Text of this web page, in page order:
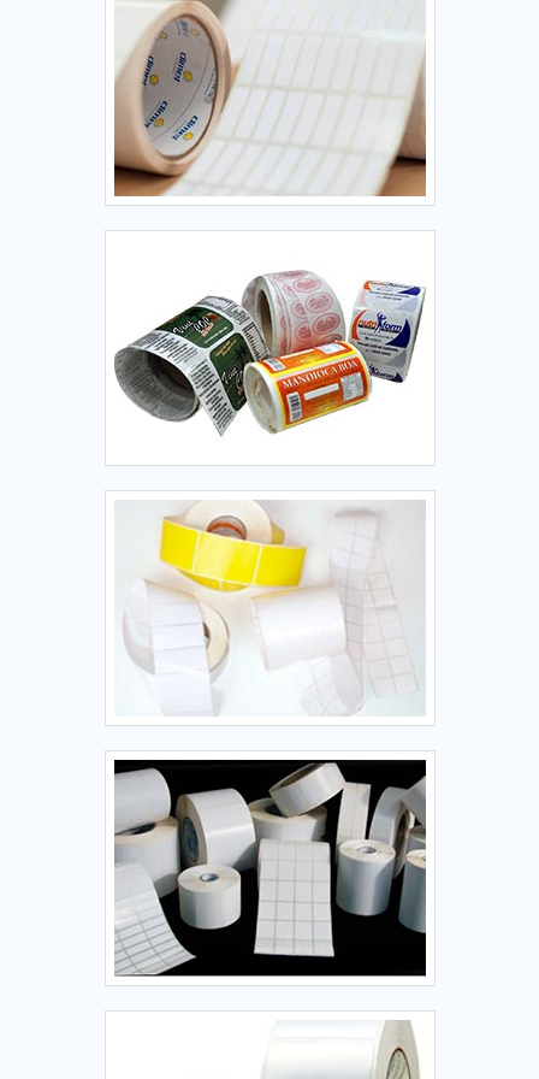
Atendimento personalizado; Amplo estoque de produtos;
Preço justo; Colaboradores eficientes.Ainda focando em
etiquetas personalizadas para imprimir, sempre deve-se
buscar uma empresa que tenha produtos e serviços com
ótima qualidade e proteção, detalhes primordiais que são
deixados de lado por muitas empresas que não focam na
fidelização do cliente.Isso tudo é a razão pela qual a
Herrbaier é uma empresa inovadora quando se trata do
segmento de rótulos e etiquetas adesivas. A empresa foca
parcerias duradouras.A MAIOR REFERÊNCIA NO
SEGMENTOSomente na Herrbaier é possível encontrar a
solução para quem busca rótulos e etiquetas adesivas. É
possível encontrar itens variados com tecnologia de ponta,
como lacre adesivo para embalagem e etiqueta para
congelados com ótima qualidade e excelente custo-
benefício.Se diferenciando dentro de seu segmento, a
uma empresa que tem despontado no segmento pela
idoneidade em tudo que faz, o que fecha o ciclo de entrega
com excelência para cada cliente.